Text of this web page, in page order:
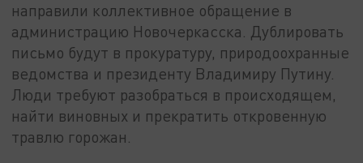
направили коллективное обращение в
администрацию Новочеркасска. Дублировать
письмо будут в прокуратуру, природоохранные
ведомства и президенту Владимиру Путину.
Люди требуют разобраться в происходящем,
найти виновных и прекратить откровенную
травлю горожан.